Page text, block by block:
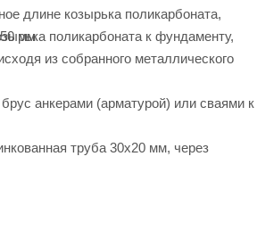
длине козырька поликарбоната,
поликарбоната к фундаменту,
мм
из собранного металлического
анкерами (арматурой) или сваями к
труба 30х20 мм, через